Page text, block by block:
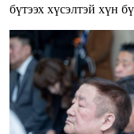
бүтээх хүсэлтэй хүн